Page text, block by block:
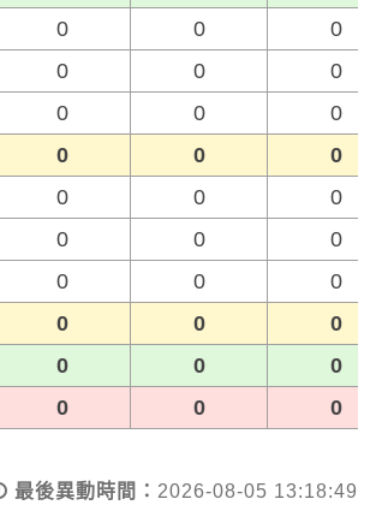
0 0
0
0 0
0
0 0
0
0 0
0
0 0
0
0 0
0
0 0
0
0 0
0
0 0
0
0 0 0
最後異動時間： 2026-08-05 13:18:49